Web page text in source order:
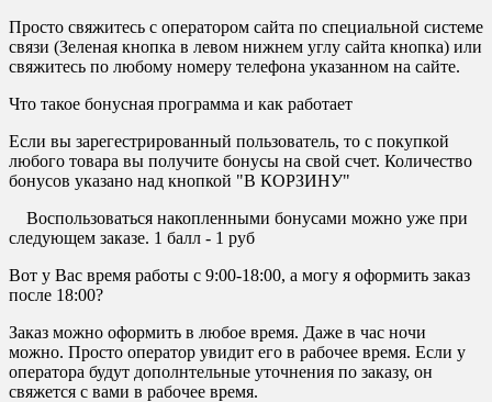
Просто свяжитесь с оператором сайта по специальной системе
связи (Зеленая кнопка в левом нижнем углу сайта кнопка) или
свяжитесь по любому номеру телефона указанном на сайте.
Что такое бонусная программа и как работает
Если вы зарегестрированный пользователь, то с покупкой
любого товара вы получите бонусы на свой счет. Количество
бонусов указано над кнопкой "В КОРЗИНУ"
Воспользоваться накопленными бонусами можно уже при
следующем заказе. 1 балл - 1 руб
Вот у Вас время работы с 9:00-18:00, а могу я оформить заказ
после 18:00?
Заказ можно оформить в любое время. Даже в час ночи
можно. Просто оператор увидит его в рабочее время. Если у
оператора будут дополнтельные уточнения по заказу, он
свяжется с вами в рабочее время.